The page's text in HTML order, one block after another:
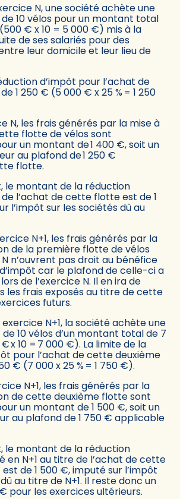
N, une société achète une
10 vélos pour un montant total
€ x 10 = 5 000 €) mis à la
de ses salariés pour des
leur domicile et leur lieu de
d’impôt pour l’achat de
1 250 € (5 000 € x 25 % = 1 250
N, les frais générés par la mise à
flotte de vélos sont
un montant de 1 400 €, soit un
au plafond de 1 250 €
flotte.
le montant de la réduction
l’achat de cette flotte est de 1
l’impôt sur les sociétés dû au
N+1, les frais générés par la
de la première flotte de vélos
N n’ouvrent pas droit au bénéfice
car le plafond de celle-ci a
de l’exercice N. Il en ira de
les frais exposés au titre de cette
futurs.
N+1, la société achète une
10 vélos d’un montant total de 7
x 10 = 7 000 €). La limite de la
pour l’achat de cette deuxième
€ (7 000 x 25 % = 1 750 €).
N+1, les frais générés par la
de cette deuxième flotte sont
un montant de 1 500 €, soit un
au plafond de 1 750 € applicable
le montant de la réduction
en N+1 au titre de l’achat de cette
de 1 500 €, imputé sur l’impôt
au titre de N+1. Il reste donc un
pour les exercices ultérieurs.